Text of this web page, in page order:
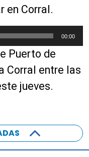
en Corral.
00:00
Puerto de
Corral entre las
jueves.